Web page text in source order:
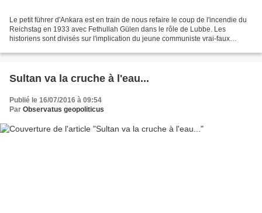
Le petit führer d'Ankara est en train de nous refaire le coup de l'incendie du
Reichstag en 1933 avec Fethullah Gülen dans le rôle de Lubbe. Les
historiens sont divisés sur l'implication du jeune communiste vrai-faux
Sultan va la cruche à l'eau...
Publié le 16/07/2016 à 09:54
Par Observatus geopoliticus